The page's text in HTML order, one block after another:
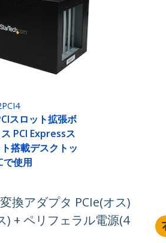
スロット拡張ボ
PCI Expressス
搭載デスクトッ
で使用
換アダプタ PCIe(オス)
) + ペリフェラル電源(4